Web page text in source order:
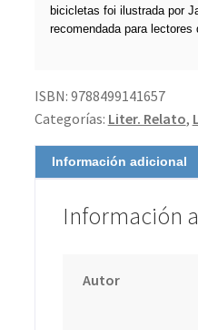
bicicletas foi ilustrada por
recomendada para lectores
ISBN: 9788499141657
Categorías: Liter. Relato,
Información adicional
Información
Autor